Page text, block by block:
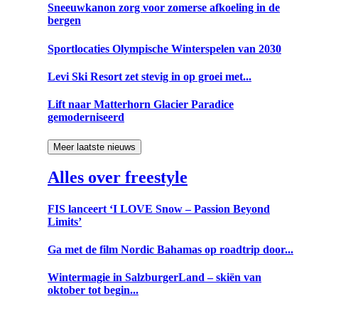
Sneeuwkanon zorg voor zomerse afkoeling in de
bergen
Sportlocaties Olympische Winterspelen van 2030
Levi Ski Resort zet stevig in op groei met...
Lift naar Matterhorn Glacier Paradice
gemoderniseerd
Meer laatste nieuws
Alles over freestyle
FIS lanceert ‘I LOVE Snow – Passion Beyond
Limits’
Ga met de film Nordic Bahamas op roadtrip door...
Wintermagie in SalzburgerLand – skiën van
oktober tot begin...